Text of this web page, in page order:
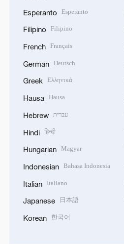
Esperanto Esperanto
Filipino Filipino
French Français
German Deutsch
Greek Ελληνικά
Hausa Hausa
Hebrew עברית
Hindi हिन्दी
Hungarian Magyar
Indonesian Bahasa Indonesia
Italian Italiano
Japanese 日本語
Korean 한국어